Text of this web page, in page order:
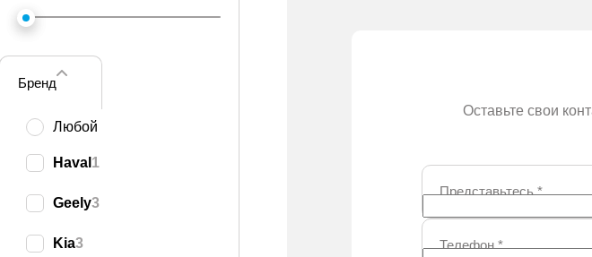
Бренд
Любой
Haval 1
Geely3
Kia3
Оставьте свои
Представьтесь*
Телефон*